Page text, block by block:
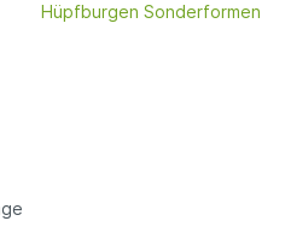
Hüpfburgen Sonderformen